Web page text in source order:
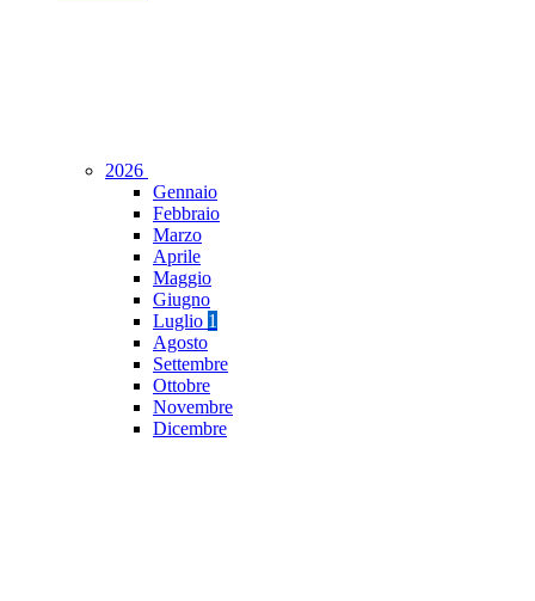
2026
Gennaio
Febbraio
Marzo
Aprile
Maggio
Giugno
Luglio 1
Agosto
Settembre
Ottobre
Novembre
Dicembre